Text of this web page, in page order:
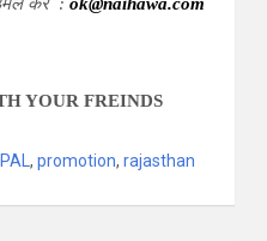
YOUR FREINDS
promotion rajasthan